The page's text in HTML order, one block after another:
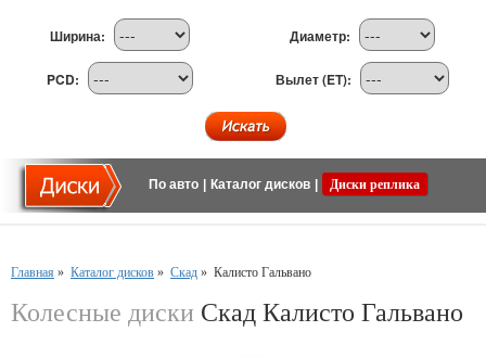
Ширина: Диаметр:
PCD: Вылет (ET):
По авто Каталог дисков Диски реплика
Главная » Каталог дисков » Скад » Калисто Гальвано
Колесные диски Скад Калисто Гальвано